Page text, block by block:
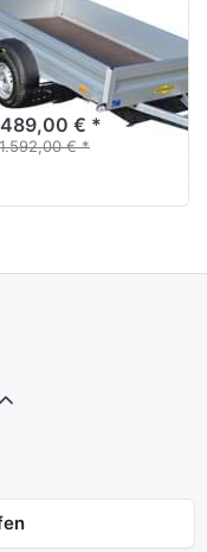
752513
Alu ungebremst
€ *
1.592,00 € *